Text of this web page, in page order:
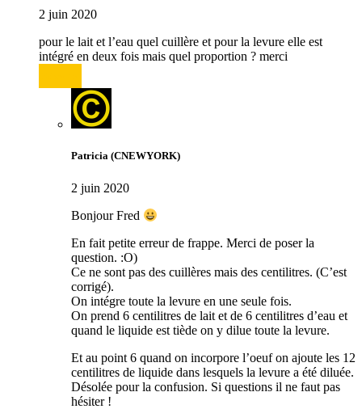
2 juin 2020
pour le lait et l’eau quel cuillère et pour la levure elle est
intégré en deux fois mais quel proportion ? merci
Patricia (CNEWYORK)
2 juin 2020
Bonjour Fred
En fait petite erreur de frappe. Merci de poser la
question. :O)
Ce ne sont pas des cuillères mais des centilitres. (C’est
corrigé).
On intégre toute la levure en une seule fois.
On prend 6 centilitres de lait et de 6 centilitres d’eau et
quand le liquide est tiède on y dilue toute la levure.
Et au point 6 quand on incorpore l’oeuf on ajoute les 12
centilitres de liquide dans lesquels la levure a été diluée.
Désolée pour la confusion. Si questions il ne faut pas
hésiter !